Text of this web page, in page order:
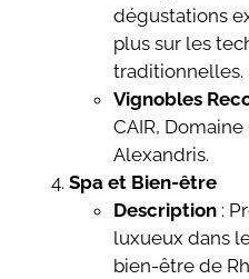
dégustations
plus sur les
traditionnelles.
Vignobles
CAIR,
Alexandris.
Spa et Bien-être
Description :
luxueux dans
bien-être de